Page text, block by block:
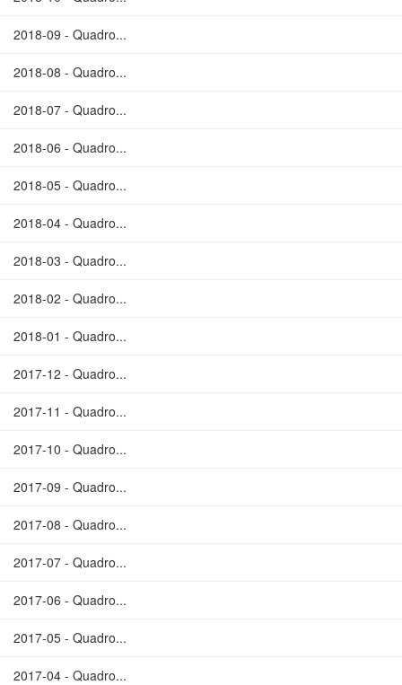
2018-09 - Quadro...
2018-08 - Quadro...
2018-07 - Quadro...
2018-06 - Quadro...
2018-05 - Quadro...
2018-04 - Quadro...
2018-03 - Quadro...
2018-02 - Quadro...
2018-01 - Quadro...
2017-12 - Quadro...
2017-11 - Quadro...
2017-10 - Quadro...
2017-09 - Quadro...
2017-08 - Quadro...
2017-07 - Quadro...
2017-06 - Quadro...
2017-05 - Quadro...
2017-04 - Quadro...